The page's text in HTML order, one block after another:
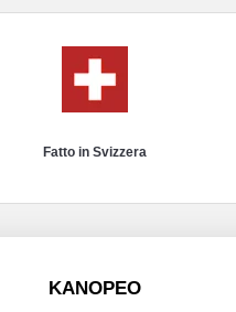
Fatto in Svizzera
KANOPEO